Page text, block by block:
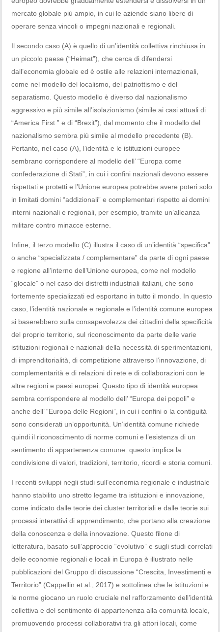
mercato globale più ampio, in cui le aziende siano libere di
operare senza vincoli o impegni nazionali e regionali.
Il secondo caso (A) è quello di un’identità collettiva rinchiusa in
un piccolo paese (“Heimat”), che cerca di difendersi
dall’economia globale ed è ostile alle relazioni internazionali,
come nel modello del localismo, del patriottismo e del
separatismo. Questo modello è diverso dal nazionalismo
aggressivo e più simile all’isolazionismo (simile ai casi attuali di
“America First ” e di “Brexit”), dal momento che il modello del
nazionalismo sembra più simile al modello precedente (B).
Pertanto, nel caso (A), l’identità e le istituzioni europee
sembrano corrispondere al modello dell’ “Europa come
confederazione di Stati”, in cui i confini nazionali devono essere
rispettati e protetti e l’Unione europea potrebbe avere poteri solo
in limitati domini “addizionali” e complementari rispetto ai domini
interni nazionali e regionali, per esempio, tramite un’alleanza
militare contro minacce esterne.
Infine, il terzo modello (C) illustra il caso di un’identità “specifica”
o anche “specializzata / complementare” da parte di ogni paese
e regione all’interno dell’Unione europea, come nel modello
“glocale” o nel caso dei distretti industriali italiani, che sono
fortemente specializzati ed esportano in tutto il mondo. In questo
caso, l’identità nazionale e regionale e l’identità comune europea
si baserebbero sulla consapevolezza dei cittadini della specificità
del proprio territorio, sul riconoscimento da parte delle varie
istituzioni regionali e nazionali della necessità di sperimentazioni,
di imprenditorialità, di competizione attraverso l’innovazione, di
complementarità e di relazioni di rete e di collaborazioni con le
altre regioni e paesi europei. Questo tipo di identità europea
sembra corrispondere al modello dell’ “Europa dei popoli” e
anche dell’ “Europa delle Regioni”, in cui i confini o la contiguità
sono considerati un’opportunità. Un’identità comune richiede
quindi il riconoscimento di norme comuni e l’esistenza di un
sentimento di appartenenza comune: questo implica la
condivisione di valori, tradizioni, territorio, ricordi e storia comuni.
I recenti sviluppi negli studi sull’economia regionale e industriale
hanno stabilito uno stretto legame tra istituzioni e innovazione,
come indicato dalle teorie dei cluster territoriali e dalle teorie sui
processi interattivi di apprendimento, che portano alla creazione
della conoscenza e della innovazione. Questo filone di
letteratura, basato sull’approccio “evolutivo” e sugli studi correlati
delle economie regionali e locali in Europa è illustrato nelle
pubblicazioni del Gruppo di discussione “Crescita, Investimenti e
Territorio” (Cappellin et al., 2017) e sottolinea che le istituzioni e
le norme giocano un ruolo cruciale nel rafforzamento dell’identità
collettiva e del sentimento di appartenenza alla comunità locale,
promuovendo processi collaborativi tra gli attori locali, come